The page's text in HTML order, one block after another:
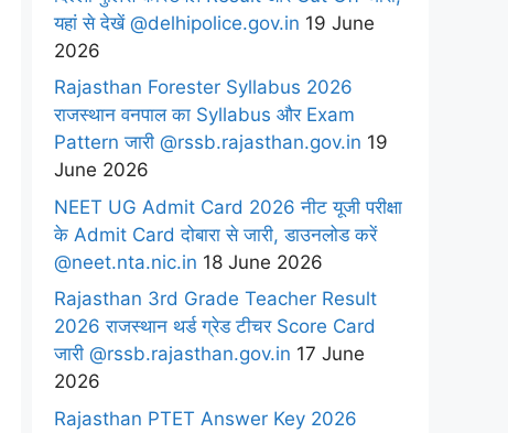
यहां से देखें @delhipolice.gov.in 19 June
2026
Rajasthan Forester Syllabus 2026
राजस्थान वनपाल का Syllabus और Exam
Pattern जारी @rssb.rajasthan.gov.in 19
June 2026
NEET UG Admit Card 2026 नीट यूजी परीक्षा
के Admit Card दोबारा से जारी, डाउनलोड करें
@neet.nta.nic.in 18 June 2026
Rajasthan 3rd Grade Teacher Result
2026 राजस्थान थर्ड ग्रेड टीचर Score Card
जारी @rssb.rajasthan.gov.in 17 June
2026
Rajasthan PTET Answer Key 2026